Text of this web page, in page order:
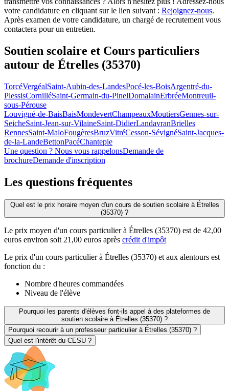
votre candidature en cliquant sur le lien suivant : Rejoignez-nous.
Après examen de votre candidature, un chargé de recrutement vous
contactera pour un entretien.
Soutien scolaire et Cours particuliers
autour de Étrelles (35370)
TorcéVergéalSaint-Aubin-des-LandesPocé-les-BoisArgentré-du-
PlessisCornilléSaint-Germain-du-PinelDomalainErbréeMontreuil-
sous-Pérouse
Louvigné-de-BaisBaisMondevertChampeauxMoutiersGennes-sur-
SeicheSaint-Jean-sur-VilaineSaint-DidierLandavranBrielles
RennesSaint-MaloFougèresBruzVitréCesson-SévignéSaint-Jacques-
de-la-LandeBettonPacéChantepie
Une question ? Nous vous rappelonsDemande de
brochureDemande d'inscription
Les questions fréquentes
Quel est le prix horaire moyen d'un cours de soutien scolaire à Étrelles
(35370) ?
Le prix moyen d'un cours particulier à Étrelles (35370) est de 42,00
euros environ soit 21,00 euros après crédit d'impôt
Le prix d'un cours particulier à Étrelles (35370) et aux alentours est
fonction du :
Nombre d'heures commandées
Niveau de l'élève
Pourquoi les parents d'élèves font-ils appel à des plateformes de
soutien scolaire à Étrelles (35370) ?
Pourquoi recourir à un professeur particulier à Étrelles (35370) ?
Quel est l'intérêt du CESU ?